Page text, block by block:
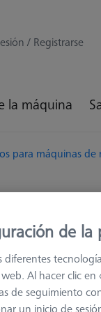
/ Registrarse
la máquina
para máquinas de
de la
diferentes
Al hacer clic
de seguimiento
un inicio de